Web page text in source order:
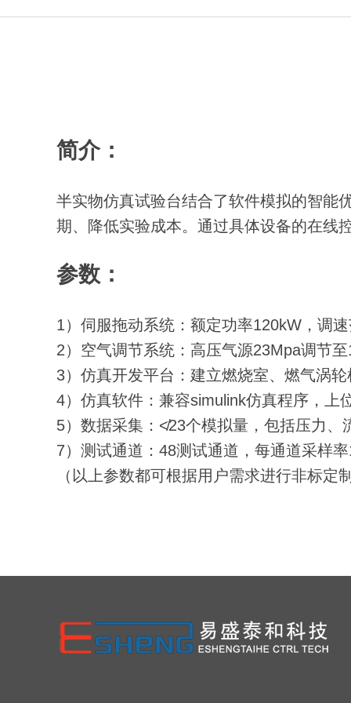
简介：
半实物仿真试验台结合了软件模拟的智能
期、降低实验成本。通过具体设备的在线
参数：
1）伺服拖动系统：额定功率120kW，调
2）空气调节系统：高压气源23Mpa调节
3）仿真开发平台：建立燃烧室、燃气涡
4）仿真软件：兼容simulink仿真程序，上
5）数据采集：≮23个模拟量，包括压力、
7）测试通道：48测试通道，每通道采样
（以上参数都可根据用户需求进行非标定